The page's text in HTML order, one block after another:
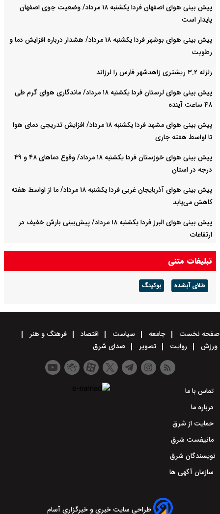
پیش بینی هوای اصفهان فردا یکشنبه ۱۸ مرداد/ وضعیت جوی اصفهان
پایدار است
پیش بینی هوای بوشهر فردا یکشنبه ۱۸ مرداد/ هشدار درباره افزایش دما و
رطوبت
زلزله ۳.۲ ریشتری زاهدشهر فارس را لرزاند
پیش بینی هوای لرستان فردا یکشنبه ۱۸ مرداد/ ماندگاری هوای گرم طی
۴۸ ساعت آینده
پیش بینی هوای مشهد فردا یکشنبه ۱۸ مرداد/ افزایش تدریجی دمای هوا
تا اواسط هفته جاری
پیش بینی هوای خوزستان فردا یکشنبه ۱۸ مرداد/ وقوع دما‌های ۴۸ و ۴۹
درجه در استان
پیش بینی هوای آذربایجان غربی فردا یکشنبه ۱۸ مرداد/ ما از اواسط هفته
کاهش می‌یابد
پیش بینی هوای البرز فردا یکشنبه ۱۸ مرداد/ پیش‌بینی بارش خفیف در
ارتفاعات
تبلیغات متنی
طلای آبشده بوکینگ
صفحه نخست جامعه سیاست اقتصاد
فرهنگ و هنر
ورزش
روایت تصویر صدای شرق
تماس با ما
درباره ما
حمایت از شرق
مانیفست شرق
نویسندگان شرق
سازمان آگهی ها
طراحی سایت خبری و خبرگزاری آسام